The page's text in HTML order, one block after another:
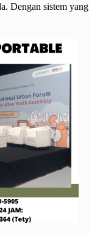
Dengan sistem